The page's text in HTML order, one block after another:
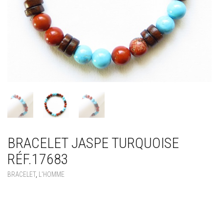
BRACELET JASPE TURQUOISE
RÉF.17683
BRACELET, L'HOMME